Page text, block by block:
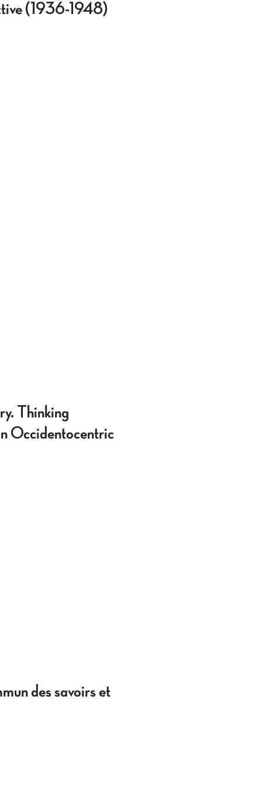
(1936-1948)
Thinking
Occidentocentric
des savoirs et